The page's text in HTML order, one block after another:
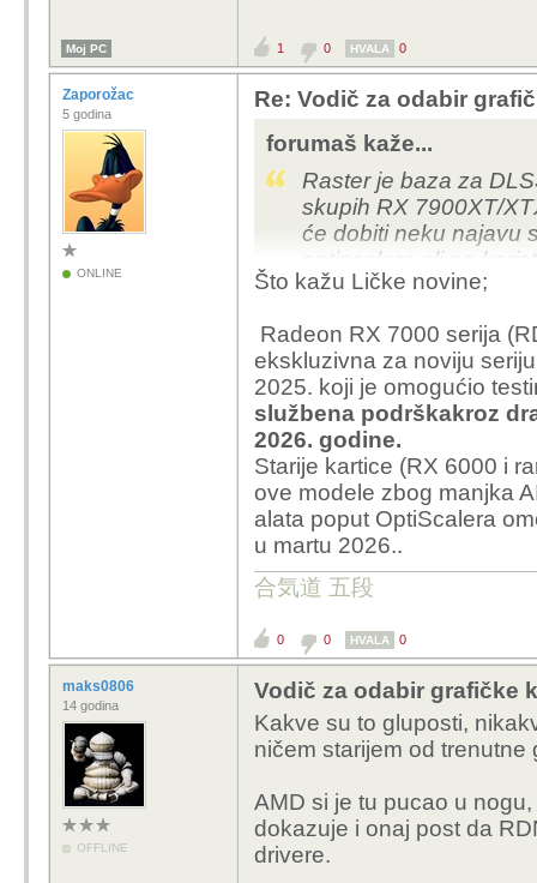
Moj PC 1 0 HVALA 0
Zaporožac
5 godina
ONLINE
Re: Vodič za odabir
forumaš kaže...
Raster je baza za
skupih RX 7900XT/
će dobiti neku najavu
optiscalera ali ne
službenu podršku.
Što kažu Ličke novine;
Radeon RX 7000 serija
ekskluzivna za noviju
2025. koji je omogućio
službena podrškakroz
2026. godine.
Starije kartice (RX 6000 i
ove modele zbog manjka
alata poput OptiScalera
u martu 2026..
合気道 五段
0 0 HVALA 0
maks0806
14 godina
OFFLINE
Vodič za odabir grafičke
Kakve su to gluposti,
ničem starijem od trenutne
AMD si je tu pucao u
dokazuje i onaj post da
drivere.